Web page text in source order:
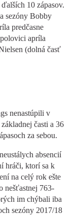
10 zápasov.
sezóny Bobby
predčasne
apríla
(dolná časť
nenastúpili v
časti a 36
za sebou.
absencií
hráči, ktorí sa k
na celý rok ešte
nešťastnej 763-
im chýbali iba
sezóny 2017/18